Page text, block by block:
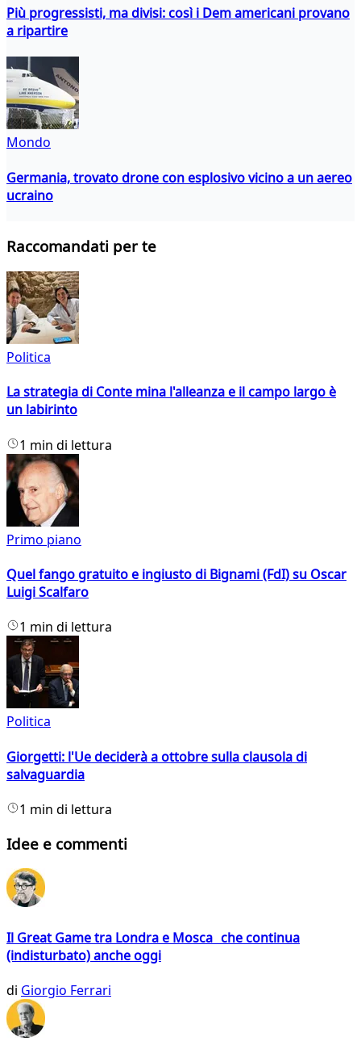
Più progressisti, ma divisi: così i Dem americani provano
a ripartire
Mondo
Germania, trovato drone con esplosivo vicino a un aereo
ucraino
Raccomandati per te
Politica
La strategia di Conte mina l'alleanza e il campo largo è
un labirinto
1 min di lettura
Primo piano
Quel fango gratuito e ingiusto di Bignami (FdI) su Oscar
Luigi Scalfaro
1 min di lettura
Politica
Giorgetti: l'Ue deciderà a ottobre sulla clausola di
salvaguardia
1 min di lettura
Idee e commenti
Il Great Game tra Londra e Mosca che continua
(indisturbato) anche oggi
di Giorgio Ferrari